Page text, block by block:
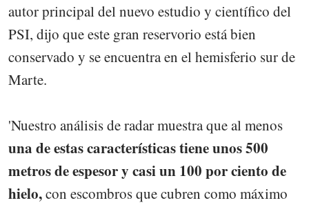
autor principal del nuevo estudio y científico del
PSI, dijo que este gran reservorio está bien
conservado y se encuentra en el hemisferio sur de
Marte.
'Nuestro análisis de radar muestra que al menos
una de estas características tiene unos 500
metros de espesor y casi un 100 por ciento de
hielo,con escombros que cubren como máximo